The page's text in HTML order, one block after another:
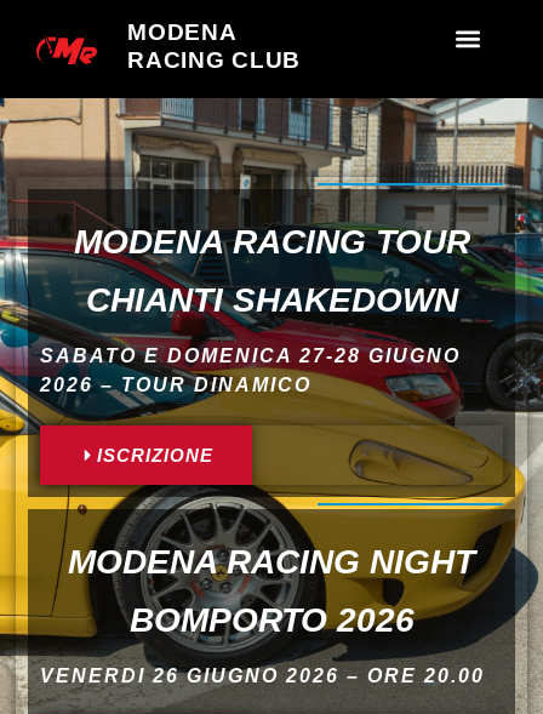
MODENA
RACING CLUB
MODENA RACING TOUR
CHIANTI SHAKEDOWN
SABATO E DOMENICA 27-28 GIUGNO
2026 – TOUR DINAMICO
ISCRIZIONE
MODENA RACING NIGHT
BOMPORTO 2026
VENERDI 26 GIUGNO 2026 – ORE 20.00